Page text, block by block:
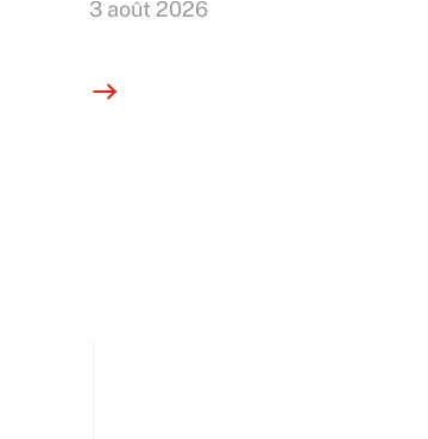
3 août 2026